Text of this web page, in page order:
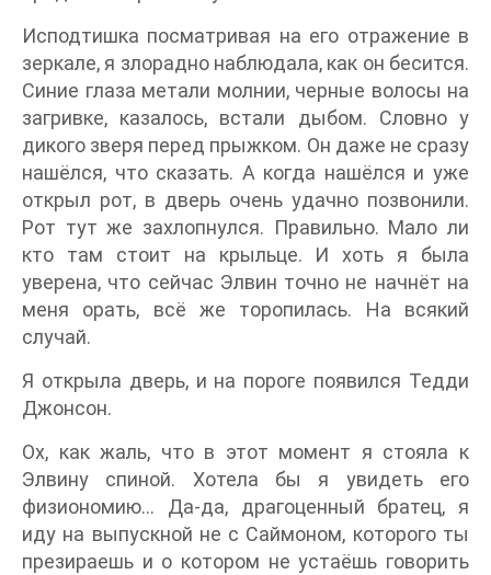
Исподтишка посматривая на его отражение в
зеркале, я злорадно наблюдала, как он бесится.
Синие глаза метали молнии, черные волосы на
загривке, казалось, встали дыбом. Словно у
дикого зверя перед прыжком. Он даже не сразу
нашёлся, что сказать. А когда нашёлся и уже
открыл рот, в дверь очень удачно позвонили.
Рот тут же захлопнулся. Правильно. Мало ли
кто там стоит на крыльце. И хоть я была
уверена, что сейчас Элвин точно не начнёт на
меня орать, всё же торопилась. На всякий
случай.
Я открыла дверь, и на пороге появился Тедди
Джонсон.
Ох, как жаль, что в этот момент я стояла к
Элвину спиной. Хотела бы я увидеть его
физиономию… Да-да, драгоценный братец, я
иду на выпускной не с Саймоном, которого ты
презираешь и о котором не устаёшь говорить